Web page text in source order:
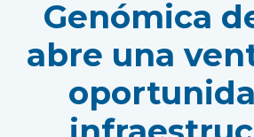
Genómica
abre una